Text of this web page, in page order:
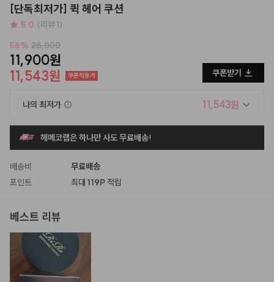
[단독최저가] 퀵 헤어 쿠션
5.0 (리뷰 1)
58% 28,000
11,900원
11,543원
쿠폰적용가 쿠폰받기
나의 최저가 11,543원
헤메코랩은 하나만 사도 무료배송!
배송비
무료배송
포인트
최대 119P 적립
베스트 리뷰